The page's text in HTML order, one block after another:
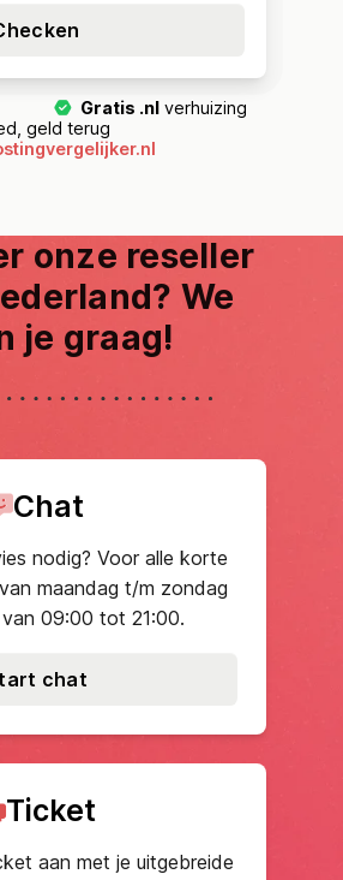
Gratis .nl verhuizing
geld terug
onze reseller
We
je graag!
Chat
nodig? Voor alle korte
maandag t/m zondag
09:00 tot 21:00.
chat
Ticket
aan met je uitgebreide